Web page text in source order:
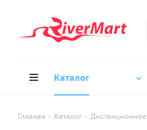
Каталог
Главная - Каталог -